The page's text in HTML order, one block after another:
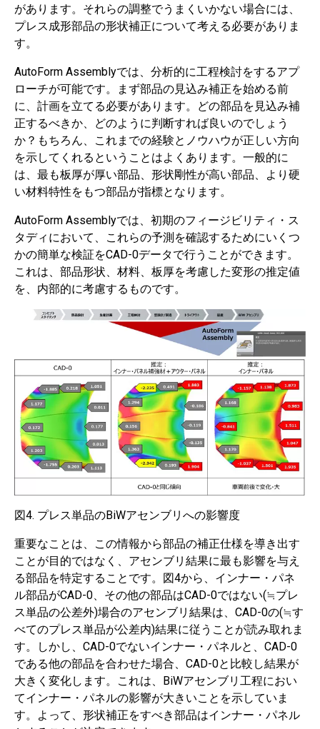
があります。それらの調整でうまくいかない場合には、
プレス成形部品の形状補正について考える必要がありま
す。
AutoForm Assemblyでは、分析的に工程検討をするアプ
ローチが可能です。まず部品の見込み補正を始める前
に、計画を立てる必要があります。どの部品を見込み補
正するべきか、どのように判断すれば良いのでしょう
か？もちろん、これまでの経験とノウハウが正しい方向
を示してくれるということはよくあります。一般的に
は、最も板厚が厚い部品、形状剛性が高い部品、より硬
い材料特性をもつ部品が指標となります。
AutoForm Assemblyでは、初期のフィージビリティ・ス
タディにおいて、これらの予測を確認するためにいくつ
かの簡単な検証をCAD-0データで行うことができます。
これは、部品形状、材料、板厚を考慮した変形の推定値
を、内部的に考慮するものです。
図4. プレス単品のBiWアセンブリへの影響度
重要なことは、この情報から部品の補正仕様を導き出す
ことが目的ではなく、アセンブリ結果に最も影響を与え
る部品を特定することです。図4から、インナー・パネ
ル部品がCAD-0、その他の部品はCAD-0ではない(≒プレ
ス単品の公差外)場合のアセンブリ結果は、CAD-0の(≒す
べてのプレス単品が公差内)結果に従うことが読み取れま
す。しかし、CAD-0でないインナー・パネルと、CAD-0
である他の部品を合わせた場合、CAD-0と比較し結果が
大きく変化します。これは、BiWアセンブリ工程におい
てインナー・パネルの影響が大きいことを示していま
す。よって、形状補正をすべき部品はインナー・パネル